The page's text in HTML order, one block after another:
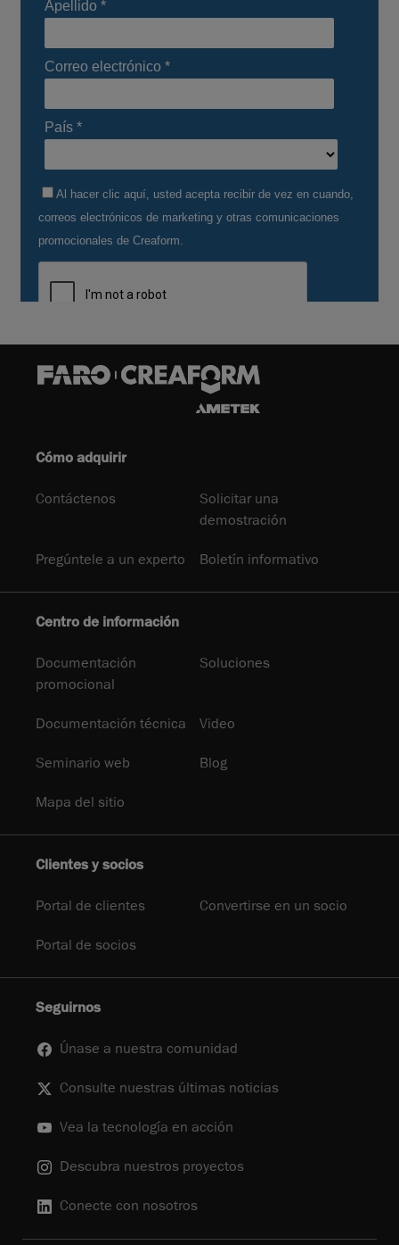
Cómo adquirir
Contáctenos
Solicitar una
demostración
Pregúntele a un experto Boletín informativo
Centro de información
Documentación
promocional
Soluciones
Documentación técnica Video
Seminario web Blog
Mapa del sitio
Clientes y socios
Portal de clientes Convertirse en un socio
Portal de socios
Seguirnos
Únase a nuestra comunidad
Consulte nuestras últimas noticias
Vea la tecnología en acción
Descubra nuestros proyectos
Conecte con nosotros